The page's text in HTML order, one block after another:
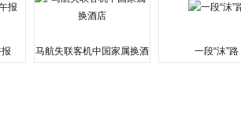
马航失联客机中国家属换酒
一段“沫”路